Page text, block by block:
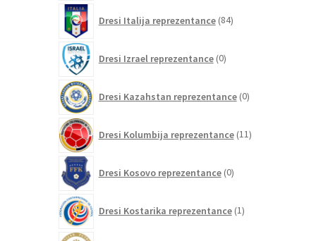
Dresi Italija reprezentance 84izdelkov
Dresi Izrael reprezentance 0izdelkov
Dresi Kazahstan reprezentance 0izdelkov
Dresi Kolumbija reprezentance 11izdelkov
Dresi Kosovo reprezentance 0izdelkov
Dresi Kostarika reprezentance 1izdelek